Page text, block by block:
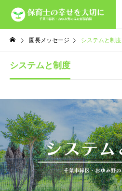
園長メッセージ システムと制度
システムと制度